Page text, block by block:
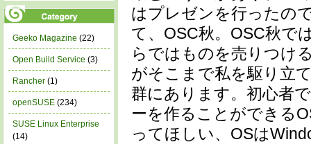
はプレゼンを行ったの
て、OSC秋。OSC秋で
らではものを売りつけ
がそこまで私を駆り立
群にあります。初心者
ーを作ることができる
ってほしい、OSは
Geeko Magazine (22)
Open Build Service (3)
Rancher (1)
openSUSE (234)
SUSE Linux Enterprise
(14)